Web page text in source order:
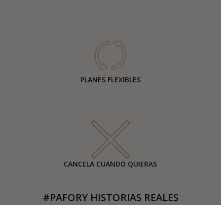
PLANES FLEXIBLES
CANCELA CUANDO QUIERAS
#PAFORY HISTORIAS REALES